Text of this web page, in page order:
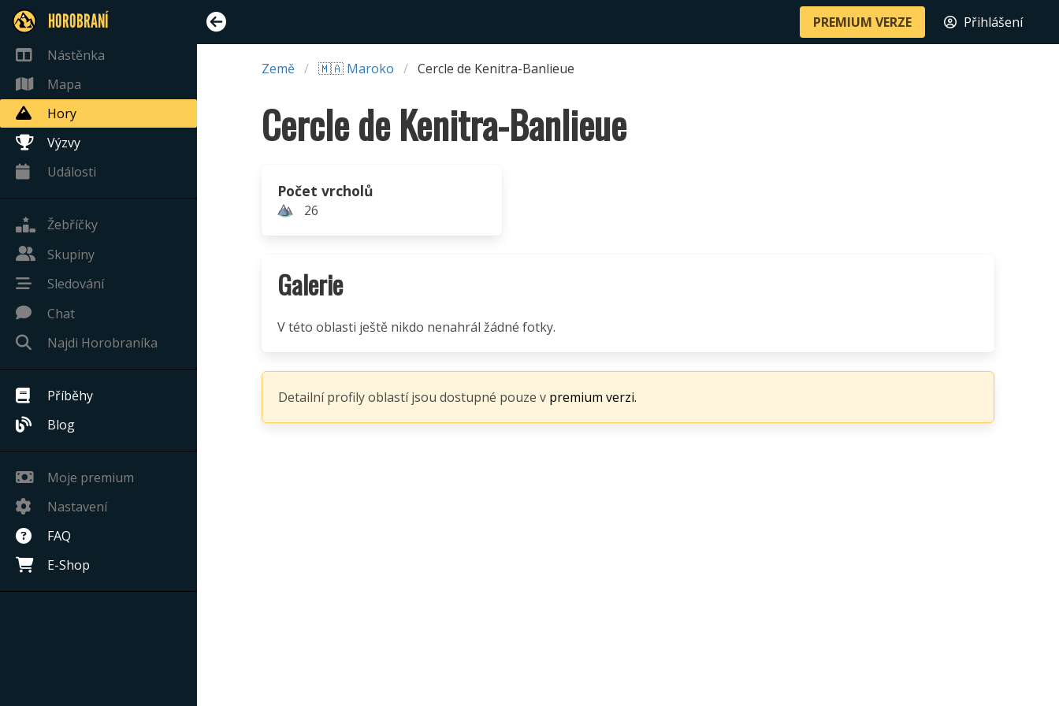
HOROBRANÍ
Nástěnka
Mapa
Hory
Výzvy
Události
Žebříčky
Skupiny
Sledování
Chat
Najdi Horobraníka
Příběhy
Blog
Moje premium
Nastavení
FAQ
E-Shop
PREMIUM VERZE Přihlášení
Země 🇲🇦 Maroko Cercle de Kenitra-Banlieue
Cercle de Kenitra-Banlieue
Počet vrcholů
26
Galerie
V této oblasti ještě nikdo nenahrál žádné fotky.
Detailní profily oblastí jsou dostupné pouze v premium verzi.